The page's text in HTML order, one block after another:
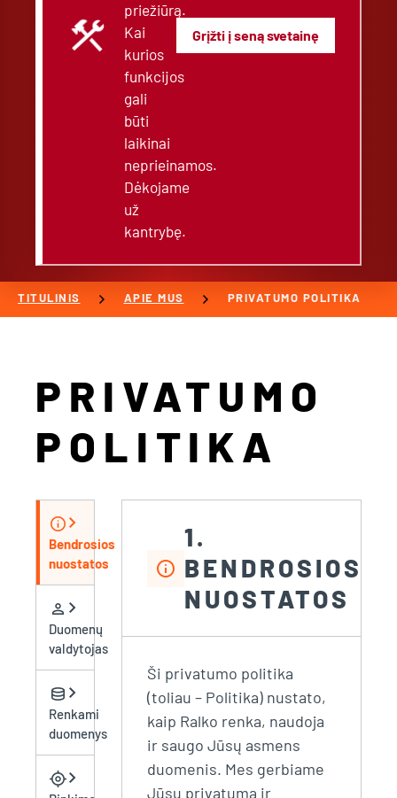
construction
priežiūrą.
Kai
kurios
funkcijos
gali
būti
laikinai
neprieinamos.
Dėkojame
už
kantrybę.
Grįžti į seną svetainę
TITULINIS chevron_right APIE MUS chevron_right PRIVATUMO POLITIKA
PRIVATUMO
POLITIKA
info
Bendrosios
nuostatos
chevron_right
person
Duomenų
valdytojas
chevron_right
database
Renkami
duomenys
chevron_right
my_locationchevron_right
info
1.
BENDROSIOS
NUOSTATOS
Ši privatumo politika
(toliau – Politika) nustato,
kaip Ralko renka, naudoja
ir saugo Jūsų asmens
duomenis. Mes gerbiame
Jūsų privatumą ir